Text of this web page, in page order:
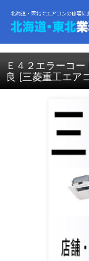
ホーム > 北海道・青森・
三菱重工 エアコン修理
Ｅ４２エラーコ
良 [三菱重工エア